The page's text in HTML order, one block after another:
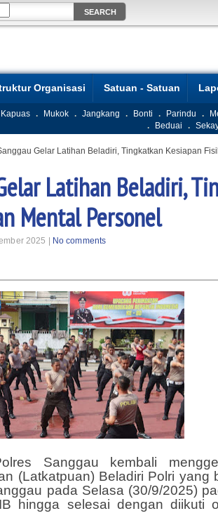
Organisasi Satuan - Satuan
Kapuas . Mukok . Jangkang . Bonti . Parindu .
.
Beduai .
Gelar Latihan Beladiri, Tingkatkan Kesiapan
Latihan Beladiri,
Mental Personel
2025 | No comments
Sanggau kembali
(Latkatpuan) Beladiri Polri yang
pada Selasa (30/9/2025)
hingga selesai dengan diikuti